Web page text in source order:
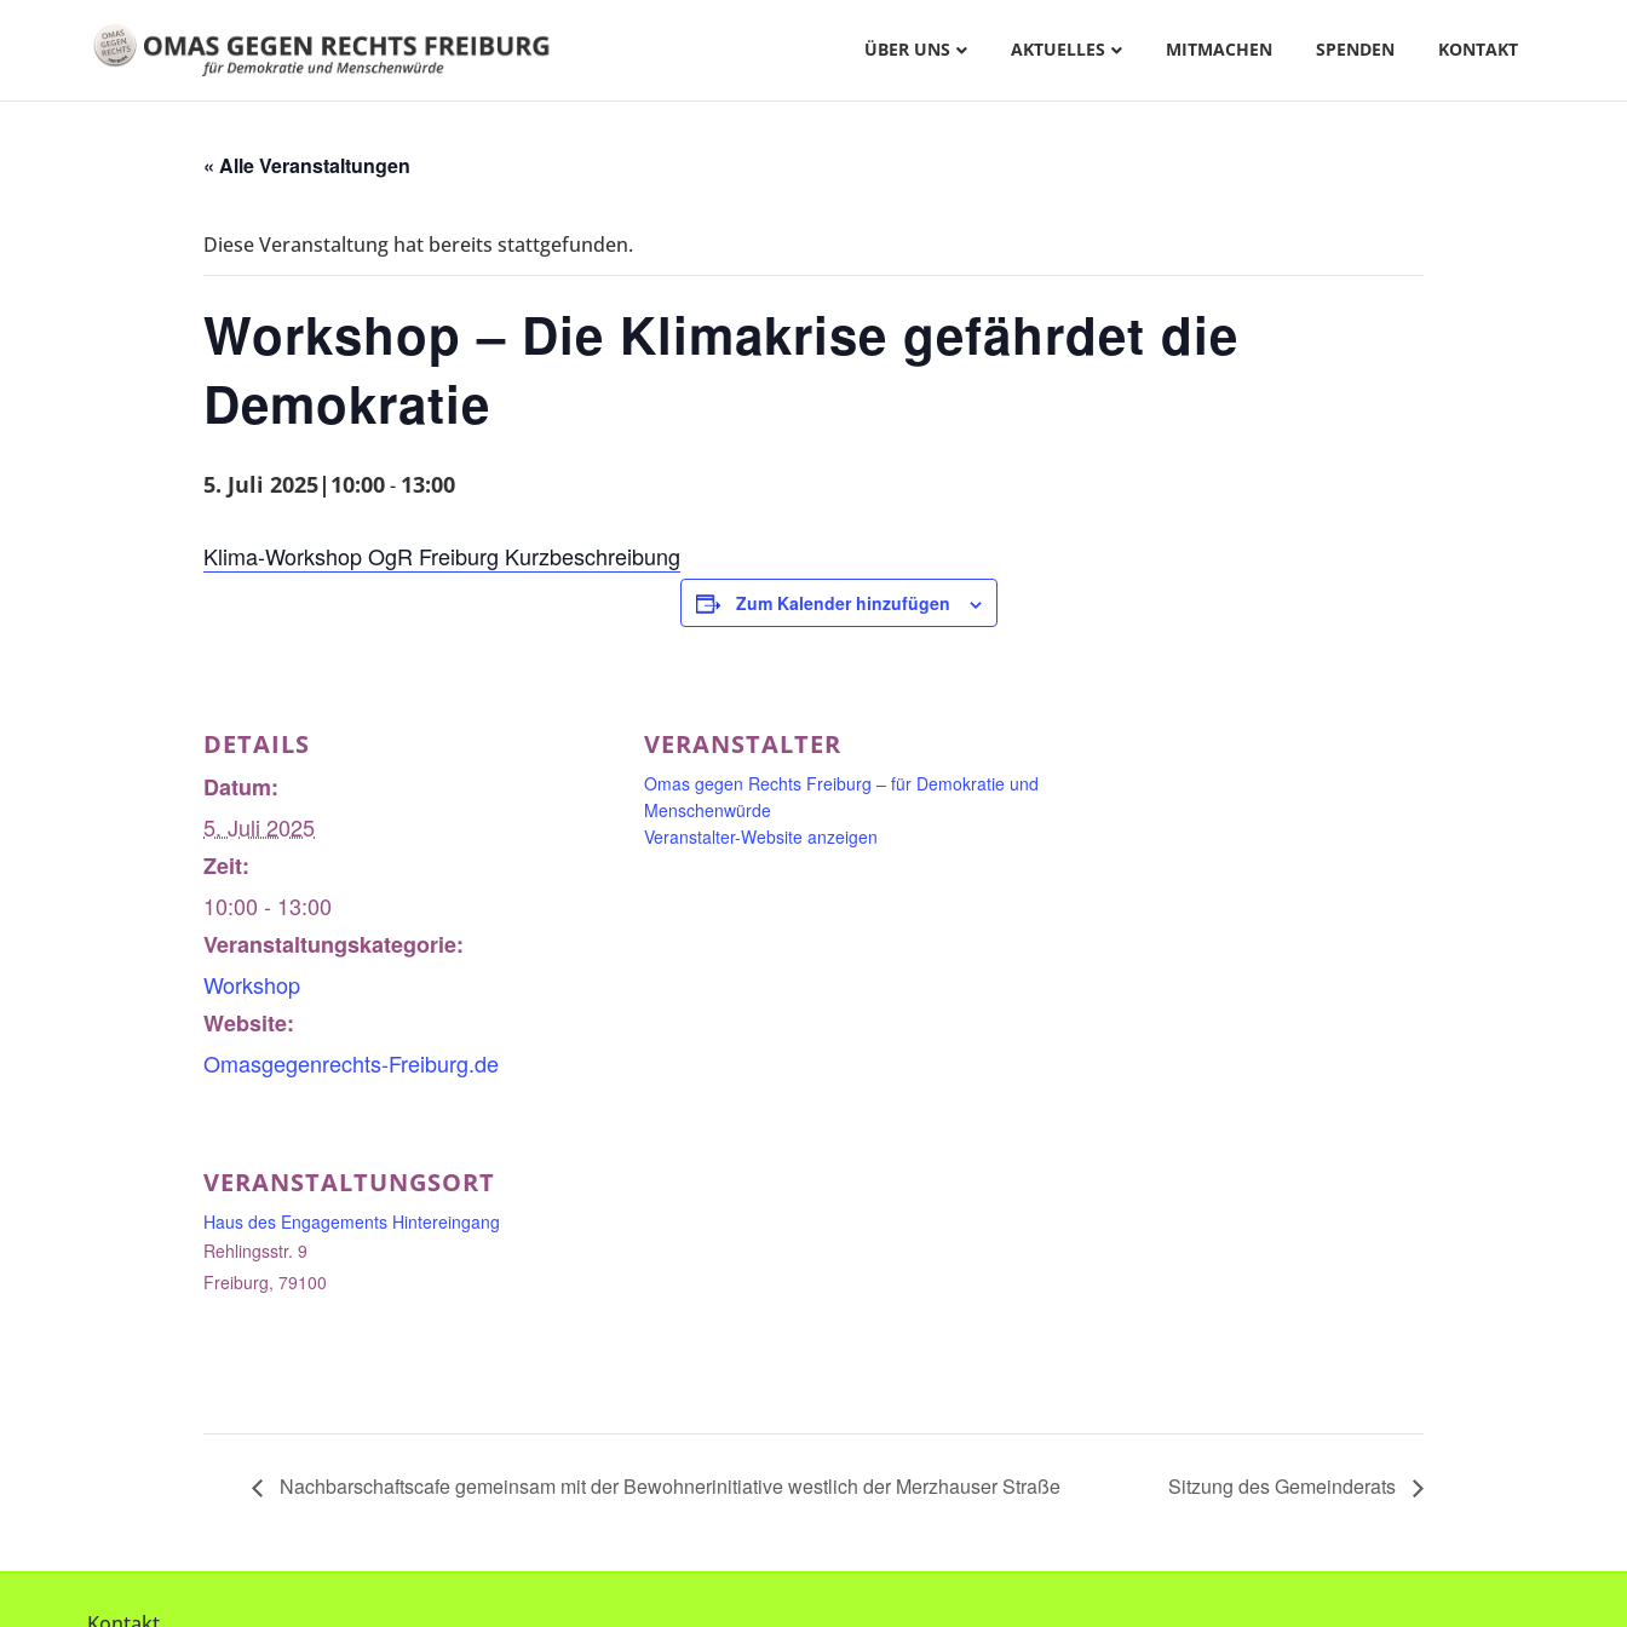
ÜBER UNS AKTUELLES MITMACHEN SPENDEN KONTAKT
« Alle Veranstaltungen
Diese Veranstaltung hat bereits stattgefunden.
Workshop – Die Klimakrise gefährdet die
Demokratie
5. Juli 2025|10:00- 13:00
Klima-Workshop OgR Freiburg Kurzbeschreibung
Zum Kalender hinzufügen
DETAILS
Datum:
5. Juli 2025
Zeit:
10:00 - 13:00
Veranstaltungskategorie:
Workshop
Website:
Omasgegenrechts-Freiburg.de
VERANSTALTER
Omas gegen Rechts Freiburg – für Demokratie und
Menschenwürde
Veranstalter-Website anzeigen
VERANSTALTUNGSORT
Haus des Engagements Hintereingang
Rehlingsstr. 9
Freiburg, 79100
Nachbarschaftscafe gemeinsam mit der Bewohnerinitiative westlich der Merzhauser Straße Sitzung des Gemeinderats